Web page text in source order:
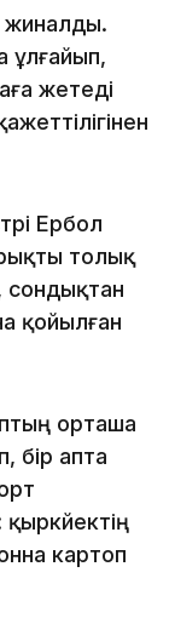
жиналды.
ұлғайып,
жетеді
Ербол
толық
сондықтан
қойылған
орташа
бір апта
картоп